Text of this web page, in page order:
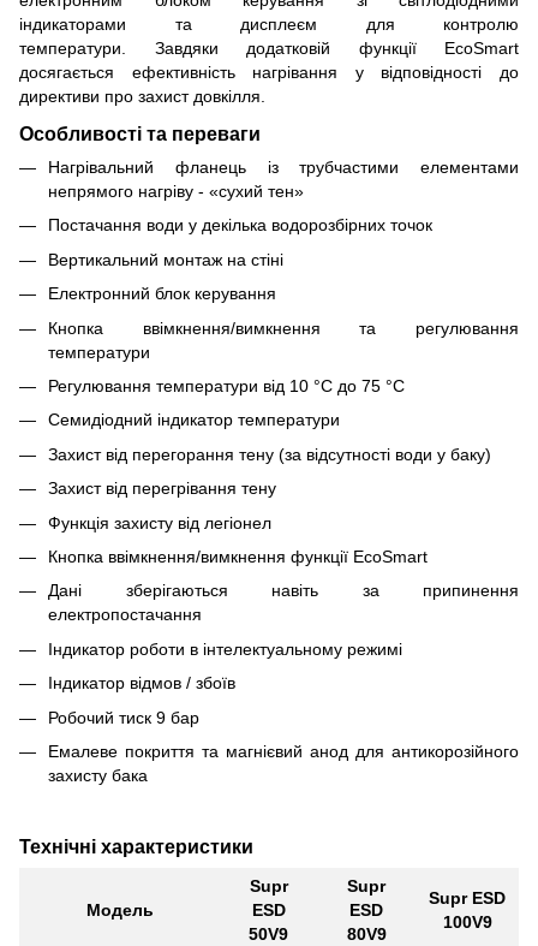
індикаторами та дисплеєм для контролю
температури. Завдяки додатковій функції EcoSmart
досягається ефективність нагрівання у відповідності до
директиви про захист довкілля.
Особливості та переваги
Нагрівальний фланець із трубчастими елементами
непрямого нагріву - «сухий тен»
Постачання води у декілька водорозбірних точок
Вертикальний монтаж на стіні
Електронний блок керування
Кнопка ввімкнення/вимкнення та регулювання
температури
Регулювання температури від 10 °C до 75 °C
Семидіодний індикатор температури
Захист від перегорання тену (за відсутності води у баку)
Захист від перегрівання тену
Функція захисту від легіонел
Кнопка ввімкнення/вимкнення функції EcoSmart
Дані зберігаються навіть за припинення
електропостачання
Індикатор роботи в інтелектуальному режимі
Індикатор відмов / збоїв
Робочий тиск 9 бар
Емалеве покриття та магнієвий анод для антикорозійного
захисту бака
Технічні характеристики
Модель
Supr
ESD
50V9
Supr
ESD
80V9
Supr ESD
100V9